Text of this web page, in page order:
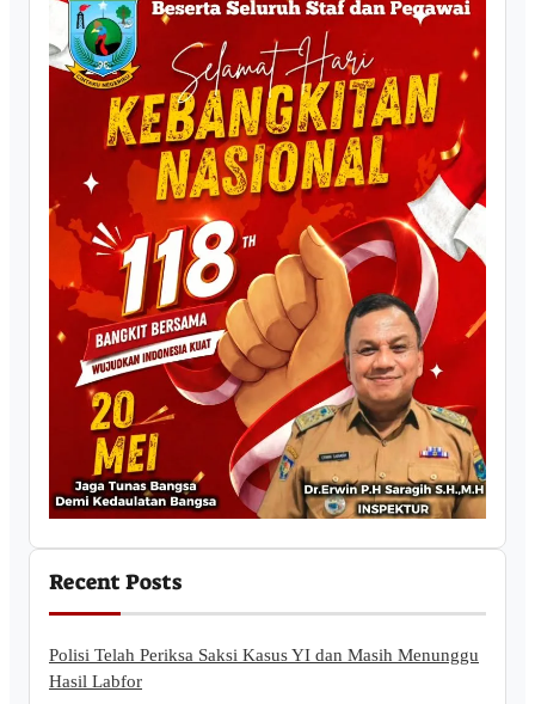
Recent Posts
Polisi Telah Periksa Saksi Kasus YI dan Masih Menunggu
Hasil Labfor